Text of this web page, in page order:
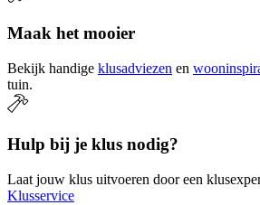
Maak het mooier
Bekijk handige klusadviezen en
tuin.
Hulp bij je klus nodig?
Laat jouw klus uitvoeren door een
Klusservice